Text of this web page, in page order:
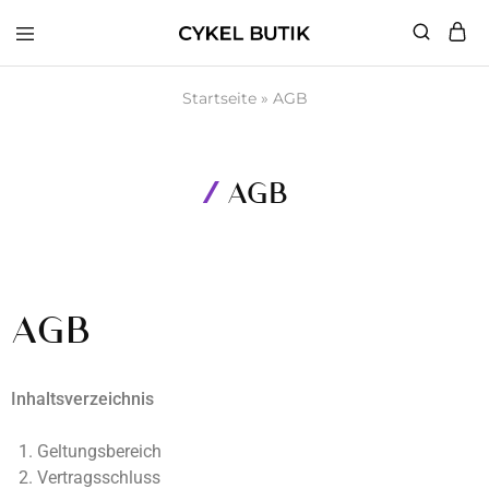
Butik
Startseite» AGB
AGB
AGB
Inhaltsverzeichnis
Geltungsbereich
Vertragsschluss